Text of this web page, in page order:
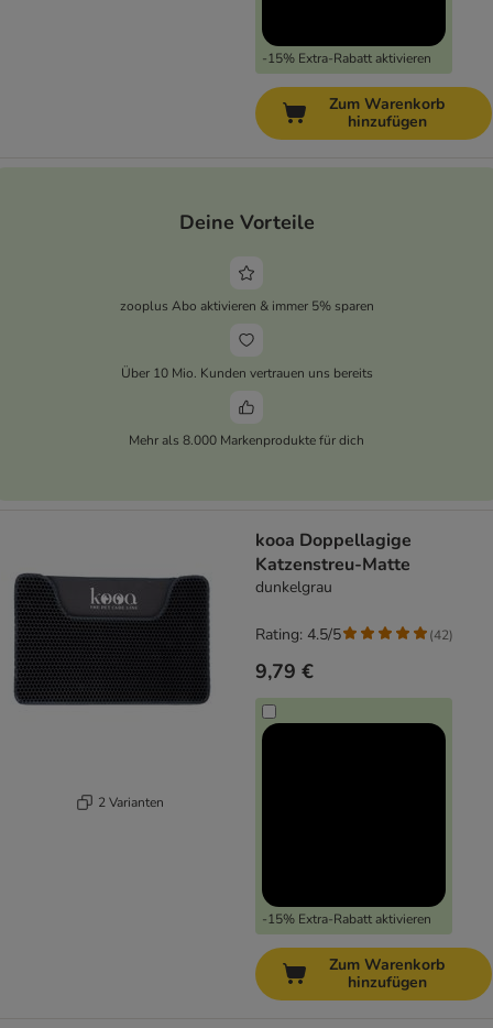
-15% Extra-Rabatt aktivieren
Zum Warenkorb
hinzufügen
Deine Vorteile
zooplus Abo aktivieren & immer 5% sparen
Über 10 Mio. Kunden vertrauen uns bereits
Mehr als 8.000 Markenprodukte für dich
2 Varianten
kooa Doppellagige
Katzenstreu-Matte
dunkelgrau
9,79 €
-15% Extra-Rabatt aktivieren
Rating: 4.5/5 (42)
Zum Warenkorb
hinzufügen